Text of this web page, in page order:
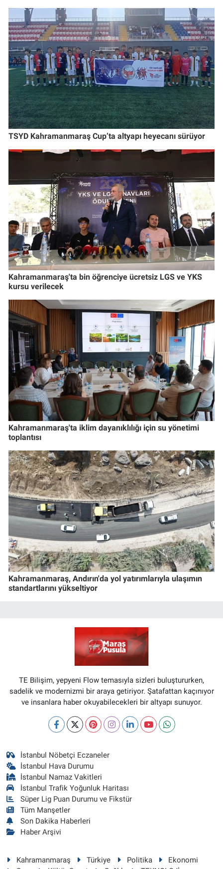
TSYD Kahramanmaraş Cup’ta altyapı heyecanı sürüyor
Kahramanmaraş'ta bin öğrenciye ücretsiz LGS ve YKS
kursu verilecek
Kahramanmaraş'ta iklim dayanıklılığı için su yönetimi
toplantısı
Kahramanmaraş, Andırın'da yol yatırımlarıyla ulaşımın
standartlarını yükseltiyor
TE Bilişim, yepyeni Flow temasıyla sizleri buluştururken,
sadelik ve modernizmi bir araya getiriyor. Şatafattan kaçınıyor
ve insanlara haber okuyabilecekleri bir altyapı sunuyor.
İstanbul Nöbetçi Eczaneler
İstanbul Hava Durumu
İstanbul Namaz Vakitleri
İstanbul Trafik Yoğunluk Haritası
Süper Lig Puan Durumu ve Fikstür
Tüm Manşetler
Son Dakika Haberleri
Haber Arşivi
Kahramanmaraş Türkiye Politika
Ekonomi